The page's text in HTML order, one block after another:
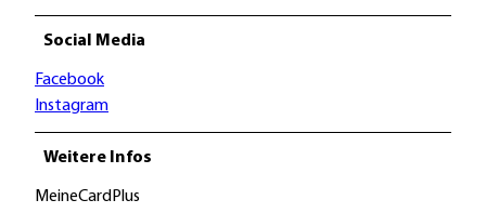
Social Media
Facebook
Instagram
Weitere Infos
MeineCardPlus